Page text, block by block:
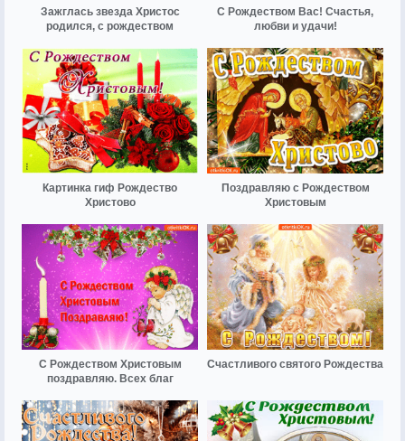
Зажглась звезда Христос
родился, с рождеством
С Рождеством Вас! Счастья,
любви и удачи!
Картинка гиф Рождество
Христово
Поздравляю с Рождеством
Христовым
С Рождеством Христовым
поздравляю. Всех благ
Счастливого святого Рождества